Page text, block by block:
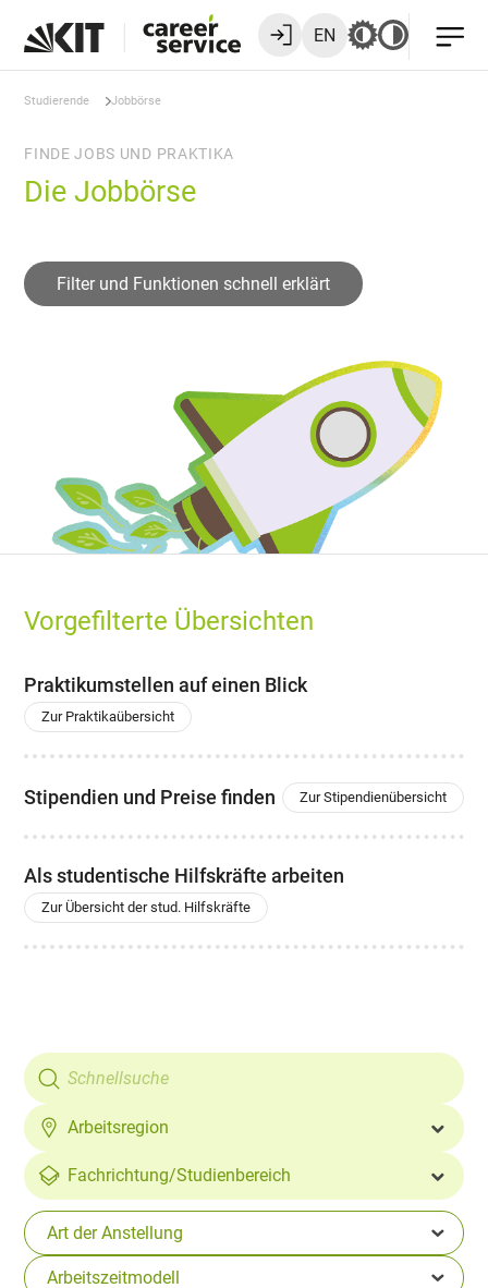
EN
Studierende Jobbörse
FINDE JOBS UND PRAKTIKA
Die Jobbörse
Filter und Funktionen schnell erklärt
Vorgefilterte Übersichten
Praktikumstellen auf einen Blick
Zur Praktikaübersicht
Stipendien und Preise finden Zur Stipendienübersicht
Als studentische Hilfskräfte arbeiten
Zur Übersicht der stud. Hilfskräfte
Arbeitsregion
Fachrichtung/Studienbereich